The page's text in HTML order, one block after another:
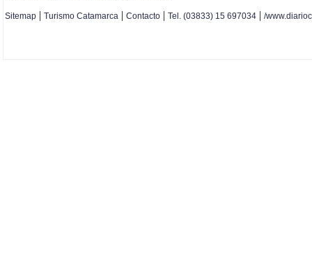
Sitemap | Turismo Catamarca | Contacto | Tel. (03833) 15 697034 | /